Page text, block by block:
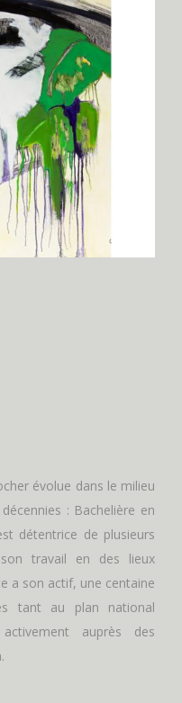
évolue dans le milieu
: Bachelière en
détentrice de plusieurs
travail en des lieux
a son actif, une centaine
tant au plan national
auprès des